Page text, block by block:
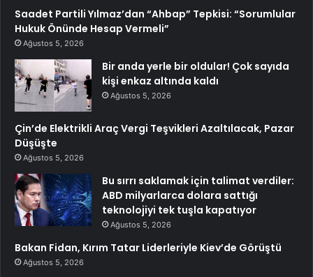
Saadet Partili Yılmaz’dan “Ahbap” Tepkisi: “Sorumlular
Hukuk Önünde Hesap Vermeli”
Ağustos 5, 2026
Bir anda yerle bir oldular! Çok sayıda
kişi enkaz altında kaldı
Ağustos 5, 2026
Çin’de Elektrikli Araç Vergi Teşvikleri Azaltılacak, Pazar
Düşüşte
Ağustos 5, 2026
Bu sırrı saklamak için talimat verdiler:
ABD milyarlarca dolara sattığı
teknolojiyi tek tuşla kapatıyor
Ağustos 5, 2026
Bakan Fidan, Kırım Tatar Liderleriyle Kiev’de Görüştü
Ağustos 5, 2026